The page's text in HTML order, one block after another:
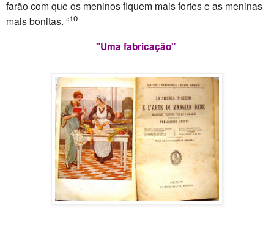
farão com que os meninos fiquem mais fortes e as meninas
mais bonitas. “10
"Uma fabricação"